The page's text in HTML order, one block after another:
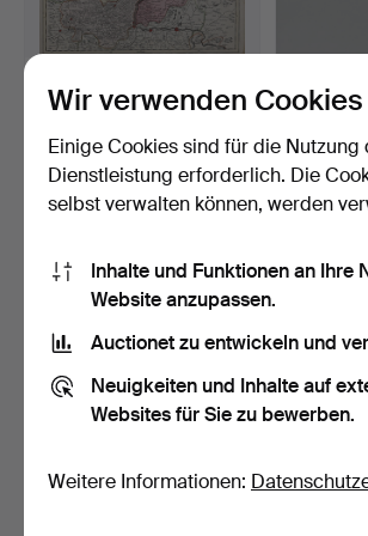
KARTE, „Superioioris Atque
Inferioris Alsa…
3 Gebote
53 USD
1930er
1 Gebot
32 USD
WIRTSCHAFTSKARTE,
Wir verwenden Cookies
Einige Cookies sind für die Nutzung
Dienstleistung erforderlich. Die
selbst verwalten können, werden
Inhalte und Funktionen an Ihre
Website anzupassen.
Auctionet zu entwickeln und
Neuigkeiten und Inhalte auf
Websites für Sie zu bewerben.
Weitere Informationen: